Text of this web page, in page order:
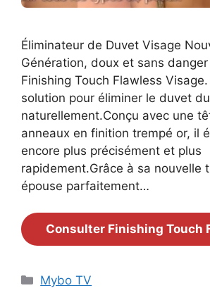
Éliminateur de Duvet Visage
Génération, doux et sans
Finishing Touch Flawless Visage.
solution pour éliminer le duvet
naturellement.Conçu avec une
anneaux en finition trempé or, il
encore plus précisément et plus
rapidement.Grâce à sa nouvelle
épouse parfaitement…
Consulter Finishing Touch
Catégories
Mybo TV